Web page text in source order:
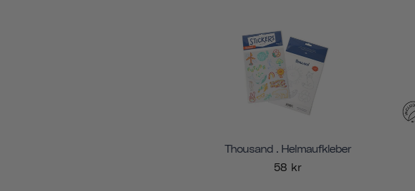
Thousand . Helmaufkleber
58 kr